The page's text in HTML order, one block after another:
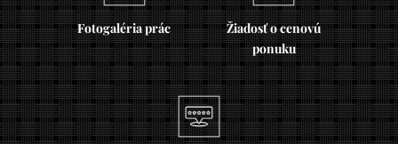
Fotogaléria prác
Žiadosť o cenovú
ponuku